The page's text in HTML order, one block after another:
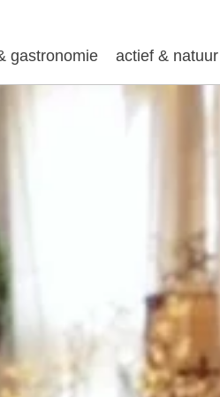
gastronomie actief & natuur